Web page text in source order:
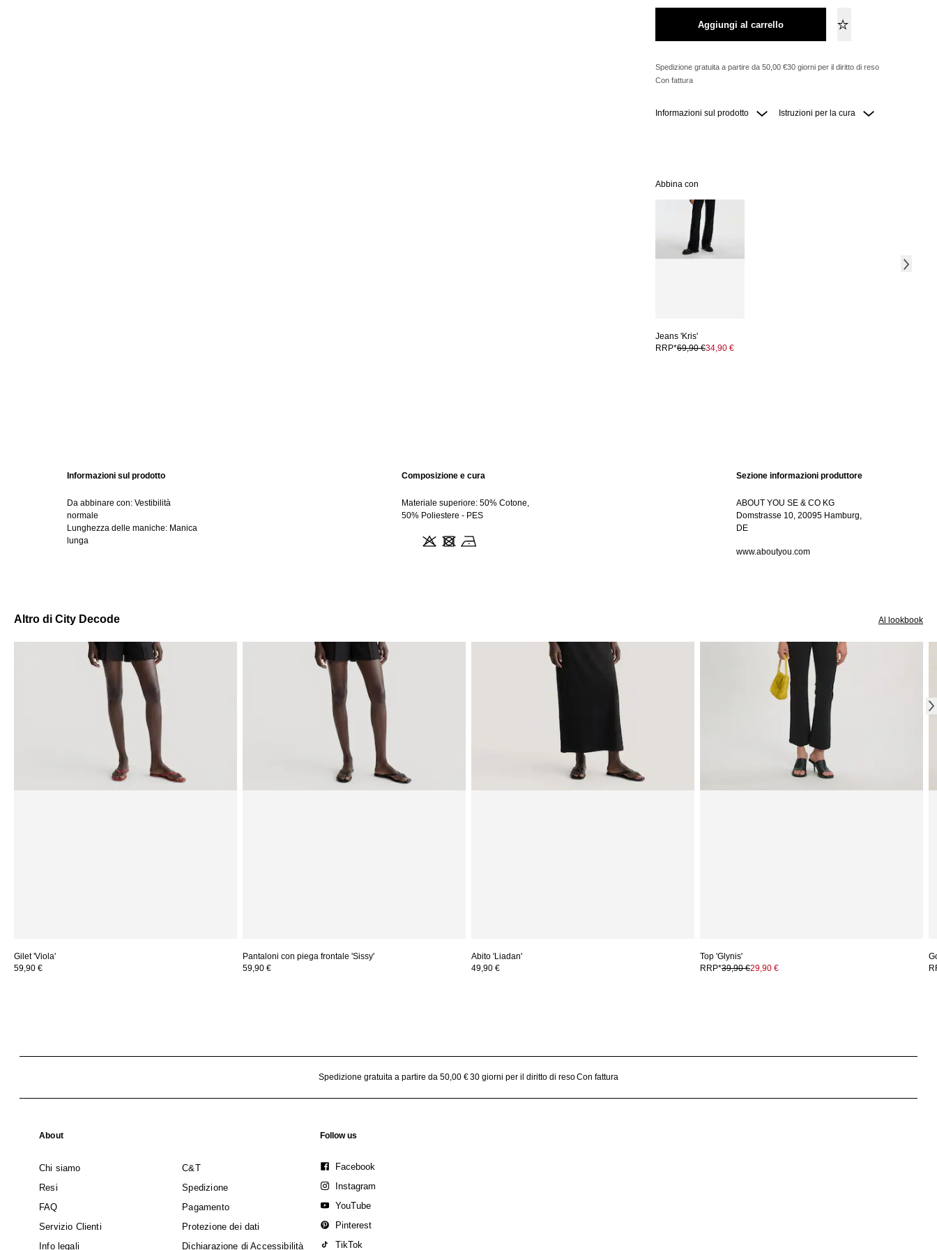
Aggiungi al carrello
Spedizione gratuita a partire da 50,00 €30 giorni per il diritto di reso
Con fattura
Informazioni sul prodotto Istruzioni per la cura
Abbina con
Jeans 'Kris'
RRP*69,90 €34,90 €
Informazioni sul prodotto
Da abbinare con: Vestibilità
normale
Lunghezza delle maniche: Manica
lunga
Composizione e cura
Materiale superiore: 50% Cotone,
50% Poliestere - PES
Sezione informazioni produttore
ABOUT YOU SE & CO KG
Domstrasse 10, 20095 Hamburg,
DE
www.aboutyou.com
Altro di City Decode Al lookbook
Gilet 'Viola'
59,90 €
Pantaloni con piega frontale 'Sissy'
59,90 €
Abito 'Liadan'
49,90 €
Top 'Glynis'
RRP*39,90 €29,90 €
Spedizione gratuita a partire da 50,00 €30 giorni per il diritto di resoCon fattura
About
Chi siamo
C&T
Resi
Spedizione
FAQ
Pagamento
Servizio Clienti
Protezione dei dati
Info legali
Dichiarazione di Accessibilità
Follow us
Facebook
Instagram
YouTube
Pinterest
TikTok